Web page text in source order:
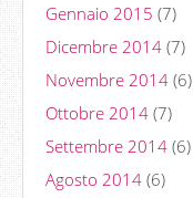
Gennaio 2015 (7)
Dicembre 2014 (7)
Novembre 2014 (6)
Ottobre 2014 (7)
Settembre 2014 (6)
Agosto 2014 (6)